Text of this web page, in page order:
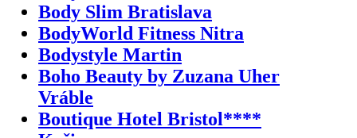
Body Slim Bratislava
BodyWorld Fitness Nitra
Bodystyle Martin
Boho Beauty by Zuzana Uher
Vráble
Boutique Hotel Bristol****